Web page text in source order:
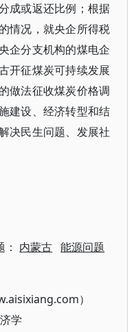
成或返还比例；根据
情况，就央企所得税
企分支机构的煤电企
开征煤炭可持续发展
做法征收煤炭价格调
建设、经济转型和结
决民生问题、发展社
内蒙古 能源问题
）
学